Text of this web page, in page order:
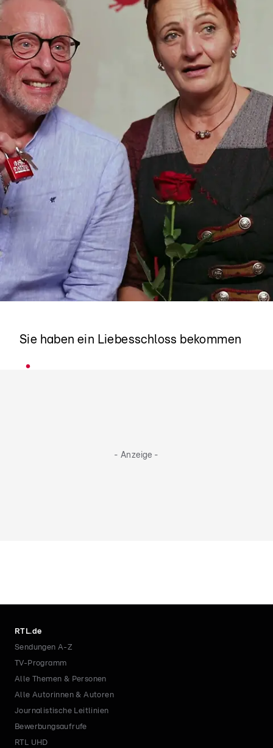
Sie haben ein Liebesschloss bekommen
- Anzeige -
RTL.de
Sendungen A-Z
TV-Programm
Alle Themen & Personen
Alle Autorinnen & Autoren
Journalistische Leitlinien
Bewerbungsaufrufe
RTL UHD